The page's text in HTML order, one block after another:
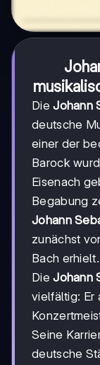
DieJohann
deutsche
einer der
Barock
Eisenach
Begabung
Johann
zunächst
Bach erhielt.
DieJohann
vielfältig: Er
Seine
deutsche